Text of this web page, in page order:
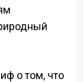
о том, что